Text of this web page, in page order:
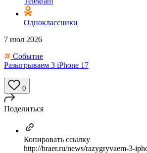
Одноклассники
7 июл 2026
Событие
Разыгрываем 3 iPhone 17
0
Поделиться
Копировать ссылку
http://braer.ru/news/razygryvaem-3-